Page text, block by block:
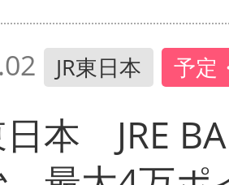
JR東日本 予定
日本 JRE